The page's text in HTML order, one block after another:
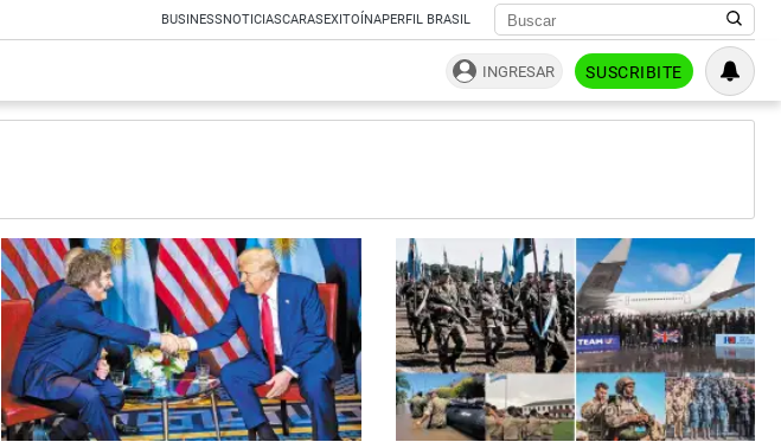
BUSINESSNOTICIASCARASEXITOÍNAPERFIL BRASIL
INGRESAR SUSCRIBITE